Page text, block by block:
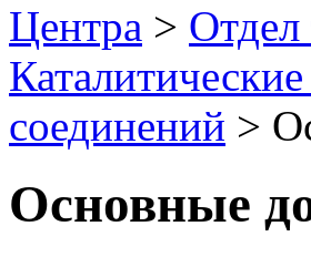
Центра > Отдел
соединений >
Основные